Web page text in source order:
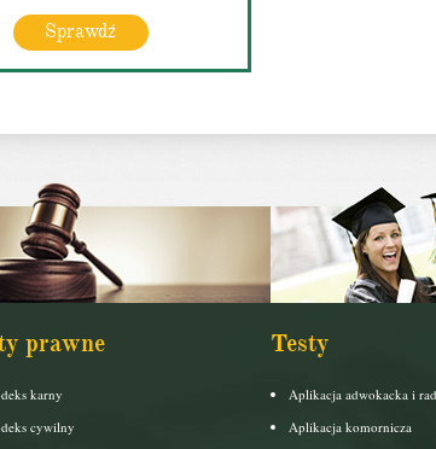
Sprawdź
prawne
karny
cywilny
Testy
Aplikacja adwokacka i
Aplikacja komornicza